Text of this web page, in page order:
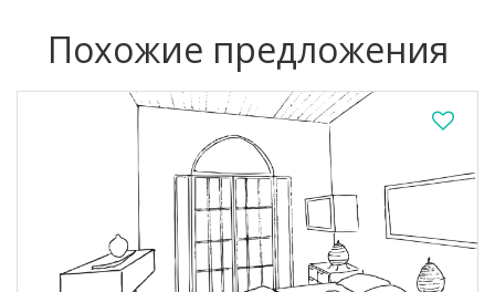
Похожие предложения